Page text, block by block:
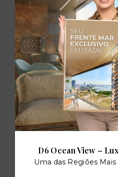
Referência:
O-59450-90663
Residencial
Situação:
Em construção
D6 Ocean View –
Uma das Regiões Mais